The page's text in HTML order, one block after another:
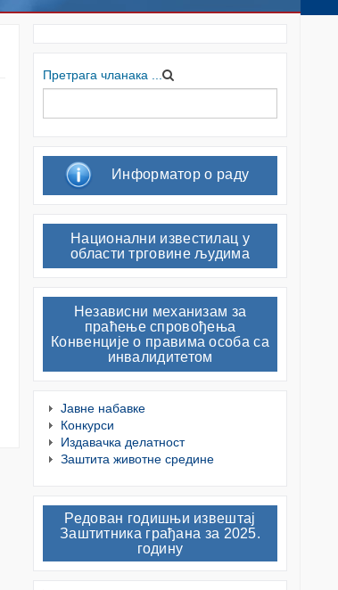
Претрага чланака ...
Информатор о раду
Национални известилац у
области трговине људима
Независни механизам за
праћење спровођења
Конвенције о правима особа са
инвалидитетом
Јавне набавке
Конкурси
Издавачка делатност
Заштита животне средине
Редован годишњи извештај
Заштитника грађана за 2025.
годину